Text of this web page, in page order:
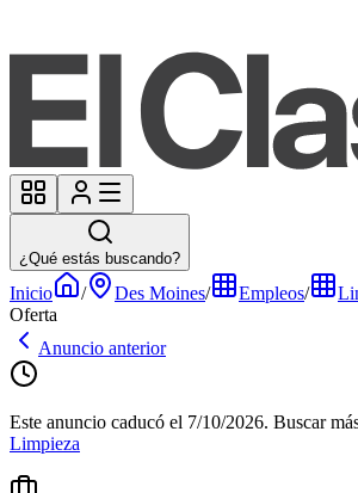
¿Qué estás buscando?
Inicio / Des Moines/ Empleos/
Oferta
Anuncio anterior
Este anuncio caducó el 7/10/2026. Buscar
Limpieza